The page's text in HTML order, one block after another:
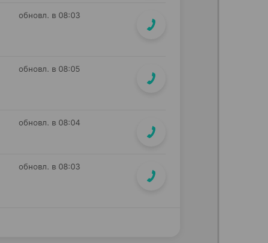
обновл. в 08:03
обновл. в 08:05
обновл. в 08:04
обновл. в 08:03